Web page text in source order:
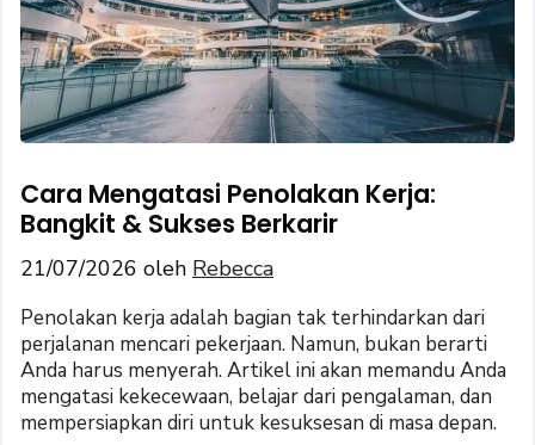
Cara Mengatasi Penolakan Kerja:
Bangkit & Sukses Berkarir
21/07/2026 oleh Rebecca
Penolakan kerja adalah bagian tak terhindarkan dari
perjalanan mencari pekerjaan. Namun, bukan berarti
Anda harus menyerah. Artikel ini akan memandu Anda
mengatasi kekecewaan, belajar dari pengalaman, dan
mempersiapkan diri untuk kesuksesan di masa depan.